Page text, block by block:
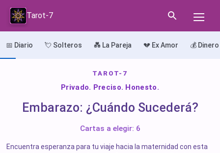
Tarot-7
📅 Diario 💘 Solteros 💑 La Pareja 💔 Ex Amor 💰
TAROT-7
Privado. Preciso. Honesto.
Embarazo: ¿Cuándo Sucederá?
Cartas a elegir: 6
Encuentra esperanza para tu viaje hacia la maternidad con esta